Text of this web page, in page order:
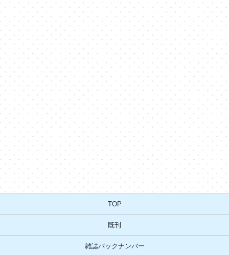
TOP
既刊
雑誌バックナンバー